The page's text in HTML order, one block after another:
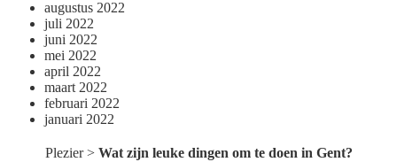
augustus 2022
juli 2022
juni 2022
mei 2022
april 2022
maart 2022
februari 2022
januari 2022
Plezier> Wat zijn leuke dingen om te doen in Gent?